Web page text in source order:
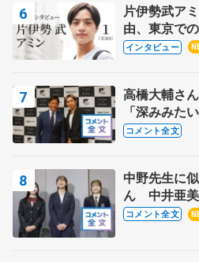
片伊勢武ア
由、東京で
目スケータ
インタビュー
高橋大輔さ
「深みみた
る？」 〝兄
コメント全文
中野先生に
ん 中井亜美
ャンプに 島
コメント全文